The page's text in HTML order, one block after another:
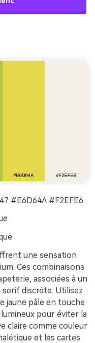
#E6D64A #F2EFE6
une sensation
Ces combinaisons
associées à un
discrète. Utilisez
jaune pâle en touche
pour éviter la
claire comme couleur
et les cartes